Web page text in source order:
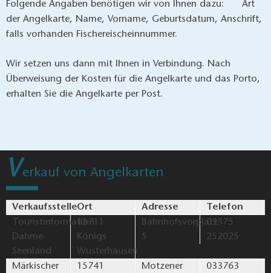
Bindower Ziestsee (Angelgewässer)
Streganzer See (Angelgewässer)
Prieros, Dahme-Seenland